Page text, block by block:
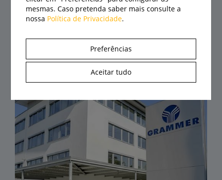
CLAAS eleva automação do Axion 8
Cmatic a um novo patamar
mesmas. Caso pretenda saber mais consulte a
nossa Política de Privacidade.
Preferências
Aceitar tudo